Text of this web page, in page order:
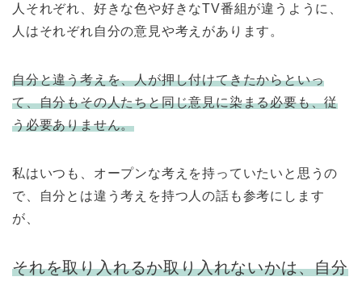
人それぞれ、好きな色や好きなTV番組が違うように、
人はそれぞれ自分の意見や考えがあります。
自分と違う考えを、人が押し付けてきたからといっ
て、自分もその人たちと同じ意見に染まる必要も、従
う必要ありません。
私はいつも、オープンな考えを持っていたいと思うの
で、自分とは違う考えを持つ人の話も参考にします
が、
それを取り入れるか取り入れないかは、自分